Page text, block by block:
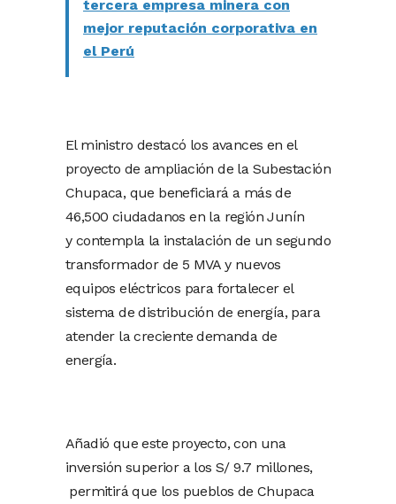
tercera empresa minera con
mejor reputación corporativa en
el Perú
El ministro destacó los avances en el
proyecto de ampliación de la Subestación
Chupaca, que beneficiará a más de
46,500 ciudadanos en la región Junín
y contempla la instalación de un segundo
transformador de 5 MVA y nuevos
equipos eléctricos para fortalecer el
sistema de distribución de energía, para
atender la creciente demanda de
energía.
Añadió que este proyecto, con una
inversión superior a los S/ 9.7 millones,
permitirá que los pueblos de Chupaca